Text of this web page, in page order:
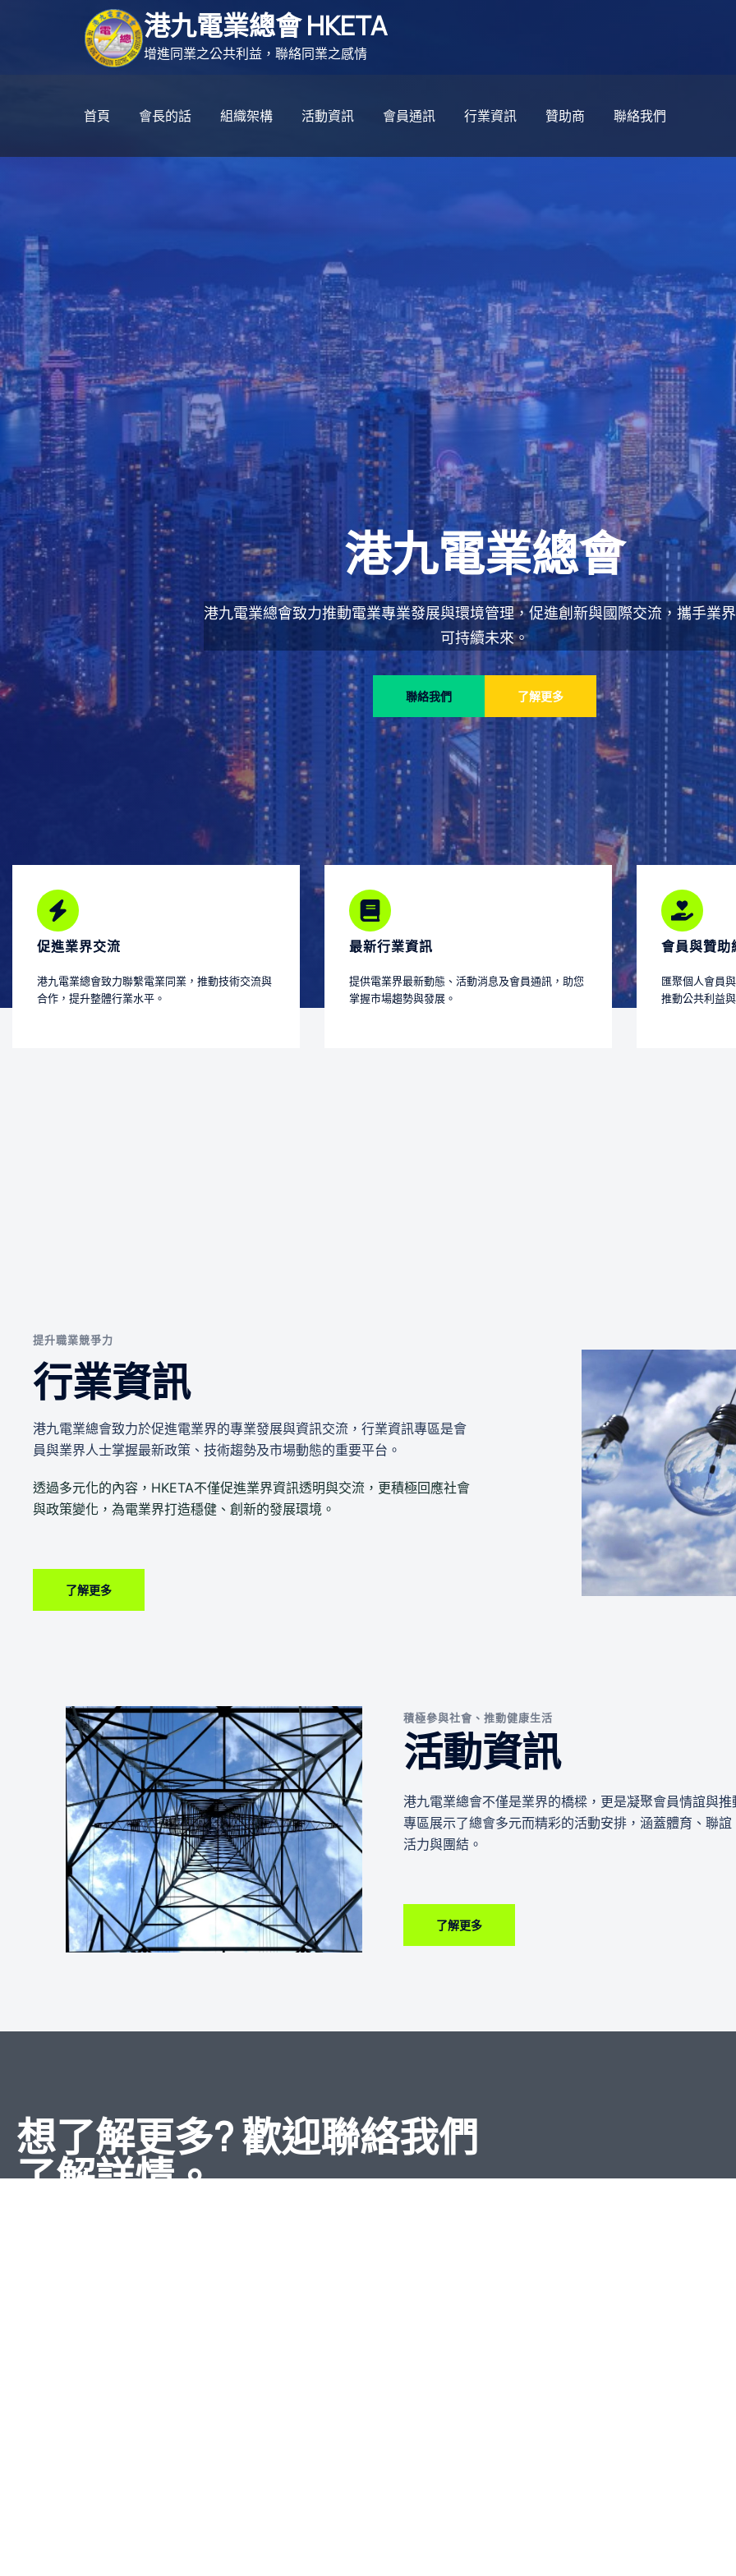
港九電業總會 HKETA
增進同業之公共利益，聯絡同業之感情
首頁 會長的話 組織架構 活動資訊 會員通訊 行業資訊 贊助商 聯絡我們
港九電業總會
港九電業總會致力推動電業專業發展與環境管理，促進創新與國際交流，攜手業
可持續未來。
聯絡我們 了解更多
促進業界交流
港九電業總會致力聯繫電業同業，推動技術交流與
合作，提升整體行業水平。
最新行業資訊
提供電業界最新動態、活動消息及會員通訊，助您
掌握市場趨勢與發展。
會員與贊助
匯聚個人會員
推動公共利益
提升職業競爭力
行業資訊
港九電業總會致力於促進電業界的專業發展與資訊交流，行業資訊專區是會
員與業界人士掌握最新政策、技術趨勢及市場動態的重要平台。
透過多元化的內容，HKETA不僅促進業界資訊透明與交流，更積極回應社會
與政策變化，為電業界打造穩健、創新的發展環境。
了解更多
積極參與社會、推動健康生活
活動資訊
港九電業總會不僅是業界的橋樑，更是凝聚會員情誼與
專區展示了總會多元而精彩的活動安排，涵蓋體育、聯
活力與團結。
了解更多
想了解更多? 歡迎聯絡我們
了解詳情。